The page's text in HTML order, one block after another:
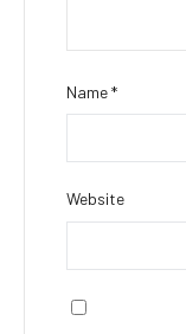
Name*
Website